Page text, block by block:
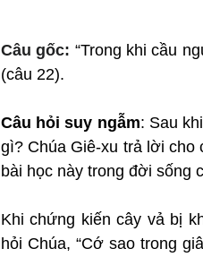
Câu gốc: “Trong khi cầu
(câu 22).
Câu hỏi suy ngẫm: Sau
gì? Chúa Giê-xu trả lời cho
bài học này trong đời sống
Khi chứng kiến cây vả bị
hỏi Chúa, “Cớ sao trong